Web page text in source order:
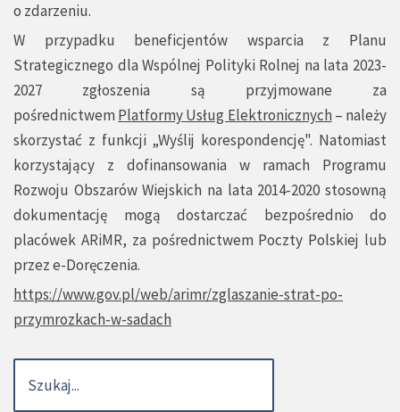
o zdarzeniu.
W przypadku beneficjentów wsparcia z Planu
Strategicznego dla Wspólnej Polityki Rolnej na lata 2023-
2027 zgłoszenia są przyjmowane za
pośrednictwem Platformy Usług Elektronicznych – należy
skorzystać z funkcji „Wyślij korespondencję". Natomiast
korzystający z dofinansowania w ramach Programu
Rozwoju Obszarów Wiejskich na lata 2014-2020 stosowną
dokumentację mogą dostarczać bezpośrednio do
placówek ARiMR, za pośrednictwem Poczty Polskiej lub
przez e-Doręczenia.
https://www.gov.pl/web/arimr/zglaszanie-strat-po-
przymrozkach-w-sadach